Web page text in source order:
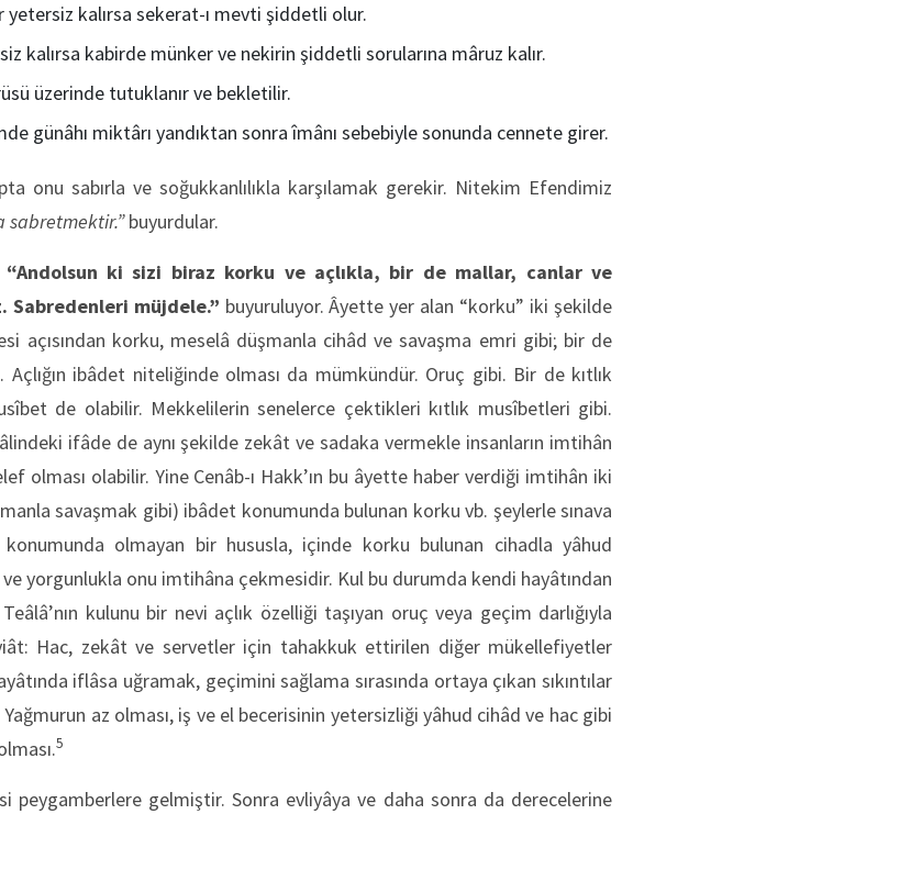
yetersiz kalırsa sekerat-ı mevti şiddetli olur.
kalırsa kabirde münker ve nekirin şiddetli sorularına mâruz kalır.
üzerinde tutuklanır ve bekletilir.
günâhı miktârı yandıktan sonra îmânı sebebiyle sonunda cennete girer.
onu sabırla ve soğukkanlılıkla karşılamak gerekir. Nitekim Efendimiz
sabretmektir.”buyurdular.
“Andolsun ki sizi biraz korku ve açlıkla, bir de mallar, canlar ve
müjdele.” buyuruluyor. Âyette yer alan “korku” iki şekilde
açısından korku, meselâ düşmanla cihâd ve savaşma emri gibi; bir de
ibâdet niteliğinde olması da mümkündür. Oruç gibi. Bir de kıtlık
de olabilir. Mekkelilerin senelerce çektikleri kıtlık musîbetleri gibi.
ifâde de aynı şekilde zekât ve sadaka vermekle insanların imtihân
olması olabilir. Yine Cenâb-ı Hakk’ın bu âyette haber verdiği imtihân iki
savaşmak gibi) ibâdet konumunda bulunan korku vb. şeylerle sınava
olmayan bir hususla, içinde korku bulunan cihadla yâhud
yorgunlukla onu imtihâna çekmesidir. Kul bu durumda kendi hayâtından
kulunu bir nevi açlık özelliği taşıyan oruç veya geçim darlığıyla
Hac, zekât ve servetler için tahakkuk ettirilen diğer mükellefiyetler
iflâsa uğramak, geçimini sağlama sırasında ortaya çıkan sıkıntılar
az olması, iş ve el becerisinin yetersizliği yâhud cihâd ve hac gibi
5
peygamberlere gelmiştir. Sonra evliyâya ve daha sonra da derecelerine